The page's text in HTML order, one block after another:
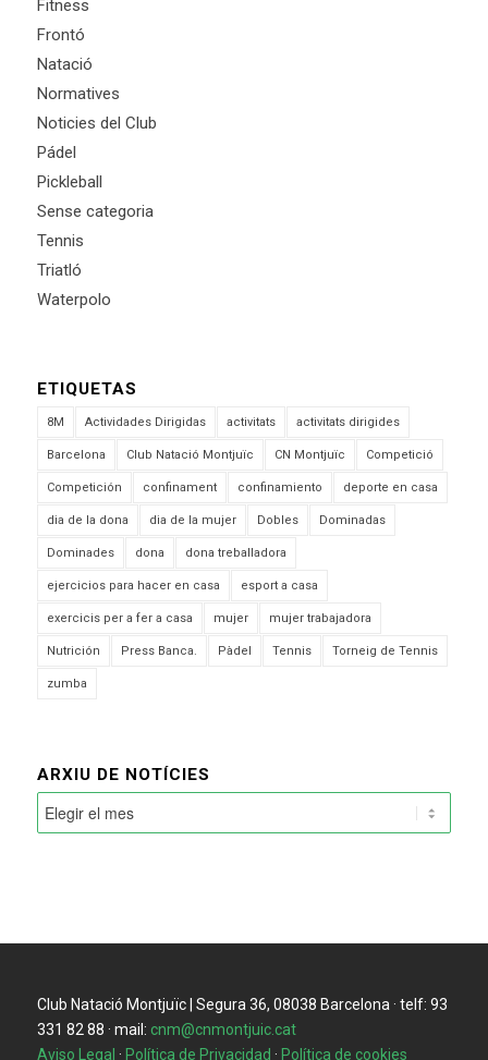
Fitness
Frontó
Natació
Normatives
Noticies del Club
Pádel
Pickleball
Sense categoria
Tennis
Triatló
Waterpolo
ETIQUETAS
8M Actividades Dirigidas activitats activitats dirigides
Barcelona Club Natació Montjuïc CN Montjuïc Competició
Competición confinament confinamiento deporte en casa
dia de la dona dia de la mujer Dobles Dominadas
Dominades dona dona treballadora
ejercicios para hacer en casa esport a casa
exercicis per a fer a casa mujer mujer trabajadora
Nutrición Press Banca. Pàdel Tennis Torneig de Tennis
zumba
ARXIU DE NOTÍCIES
Club Natació Montjuïc | Segura 36, 08038 Barcelona · telf: 93
331 82 88 · mail: cnm@cnmontjuic.cat
Aviso Legal · Política de Privacidad · Política de cookies